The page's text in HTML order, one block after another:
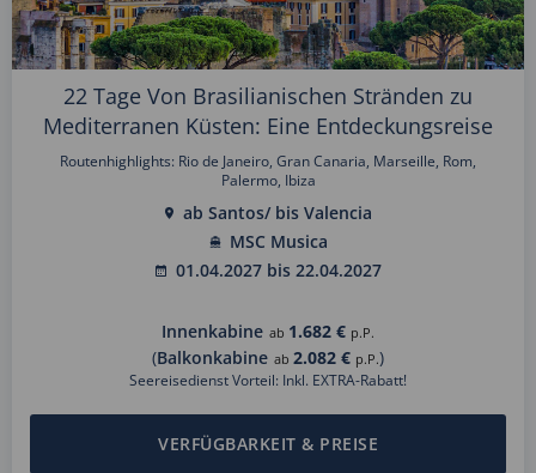
22 Tage Von Brasilianischen Stränden zu
Mediterranen Küsten: Eine Entdeckungsreise
Routenhighlights: Rio de Janeiro, Gran Canaria, Marseille, Rom,
Palermo, Ibiza
ab Santos/ bis Valencia
MSC Musica
01.04.2027 bis 22.04.2027
Innenkabine ab 1.682 € p.P.
(Balkonkabine ab 2.082 € p.P.)
Seereisedienst Vorteil: Inkl. EXTRA-Rabatt!
VERFÜGBARKEIT & PREISE